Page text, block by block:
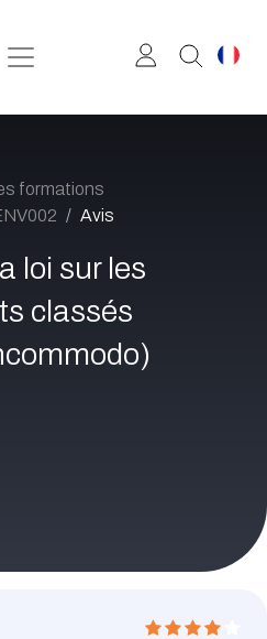
formations
Avis
loi sur les
classés